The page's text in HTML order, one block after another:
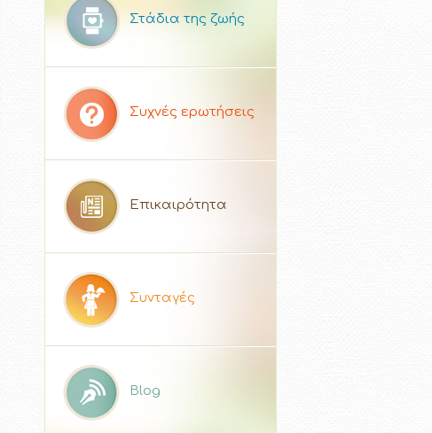
Στάδια της ζωής
Συχνές ερωτήσεις
Επικαιρότητα
Συνταγές
Blog